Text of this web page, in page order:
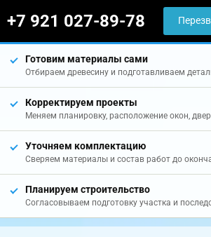
+7 921 027-89-78
Готовим материалы сами
Отбираем древесину и подготавливаем
Корректируем проекты
Меняем планировку, расположение окон,
Уточняем комплектацию
Сверяем материалы и состав работ до
Планируем строительство
Согласовываем подготовку участка и